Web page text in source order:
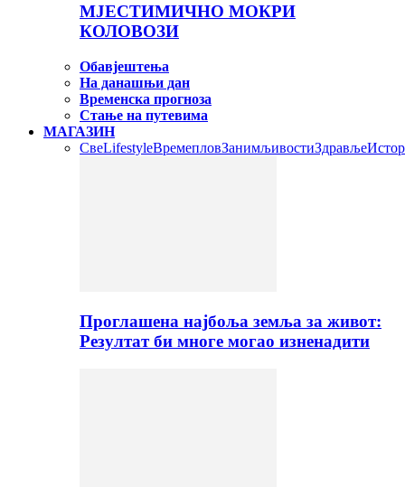
МЈЕСТИМИЧНО МОКРИ
КОЛОВОЗИ
Обавјештења
На данашњи дан
Временска прогноза
Стање на путевима
МАГАЗИН
СвеLifestyleВремепловЗанимљивостиЗдравље
Проглашена најбоља земља за живот:
Резултат би многе могао изненадити